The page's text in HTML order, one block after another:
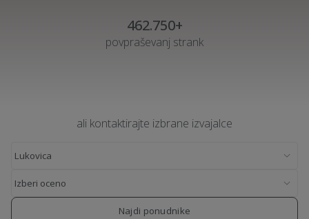
462.750+
povpraševanj strank
ali kontaktirajte izbrane izvajalce
Najdi ponudnike